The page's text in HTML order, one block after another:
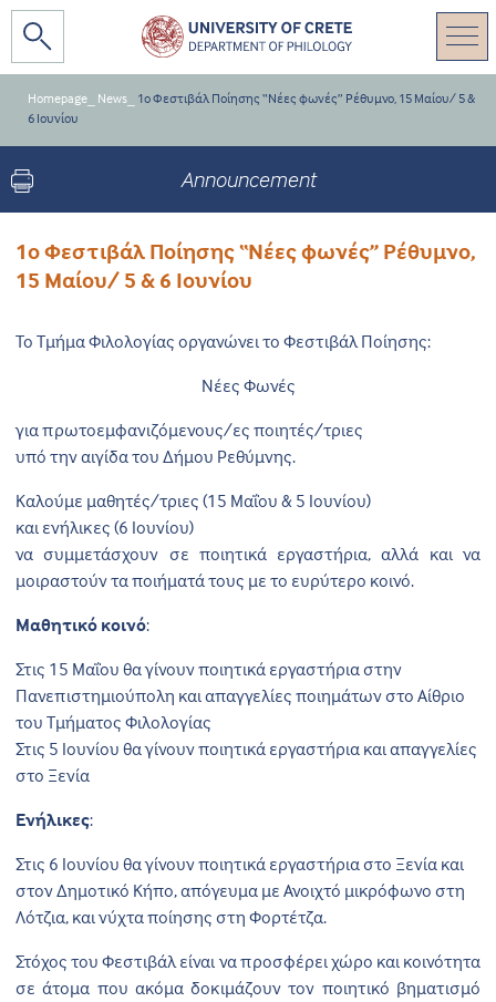
Homepage News
1ο Φεστιβάλ Ποίησης “Νέες φωνές” Ρέθυμνο, 15 Μαίου/ 5 &
6 Ιουνίου
Announcement
1ο Φεστιβάλ Ποίησης “Νέες φωνές” Ρέθυμνο,
15 Μαίου/ 5 & 6 Ιουνίου
Το Τμήμα Φιλολογίας οργανώνει το Φεστιβάλ Ποίησης:
Νέες Φωνές
για πρωτοεμφανιζόμενους/ες ποιητές/τριες
υπό την αιγίδα του Δήμου Ρεθύμνης.
Καλούμε μαθητές/τριες (15 Μαΐου & 5 Ιουνίου)
και ενήλικες (6 Ιουνίου)
να συμμετάσχουν σε ποιητικά εργαστήρια, αλλά και να
μοιραστούν τα ποιήματά τους με το ευρύτερο κοινό.
Μαθητικό κοινό:
Στις 15 Μαΐου θα γίνουν ποιητικά εργαστήρια στην
Πανεπιστημιούπολη και απαγγελίες ποιημάτων στο Αίθριο
του Τμήματος Φιλολογίας
Στις 5 Ιουνίου θα γίνουν ποιητικά εργαστήρια και απαγγελίες
στο Ξενία
Ενήλικες:
Στις 6 Ιουνίου θα γίνουν ποιητικά εργαστήρια στο Ξενία και
στον Δημοτικό Κήπο, απόγευμα με Ανοιχτό μικρόφωνο στη
Λότζια, και νύχτα ποίησης στη Φορτέτζα.
Στόχος του Φεστιβάλ είναι να προσφέρει χώρο και κοινότητα
σε άτομα που ακόμα δοκιμάζουν τον ποιητικό βηματισμό